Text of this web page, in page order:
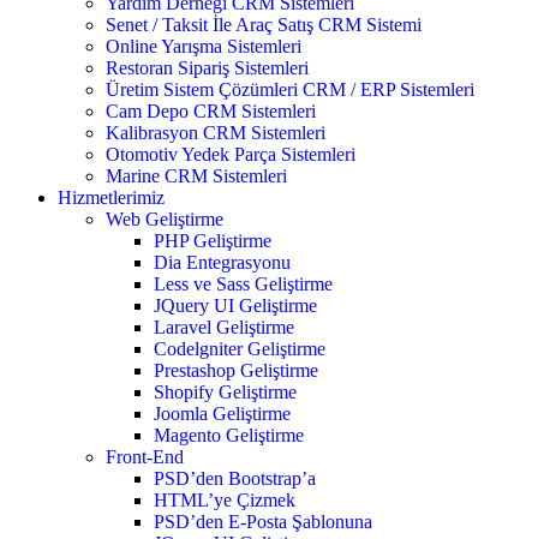
Senet / Taksit İle Araç Satış CRM Sistemi
Online Yarışma Sistemleri
Restoran Sipariş Sistemleri
Üretim Sistem Çözümleri CRM / ERP Sistemleri
Cam Depo CRM Sistemleri
Kalibrasyon CRM Sistemleri
Otomotiv Yedek Parça Sistemleri
Marine CRM Sistemleri
Hizmetlerimiz
Web Geliştirme
PHP Geliştirme
Dia Entegrasyonu
Less ve Sass Geliştirme
JQuery UI Geliştirme
Laravel Geliştirme
Codelgniter Geliştirme
Prestashop Geliştirme
Shopify Geliştirme
Joomla Geliştirme
Magento Geliştirme
Front-End
PSD’den Bootstrap’a
HTML’ye Çizmek
PSD’den E-Posta Şablonuna